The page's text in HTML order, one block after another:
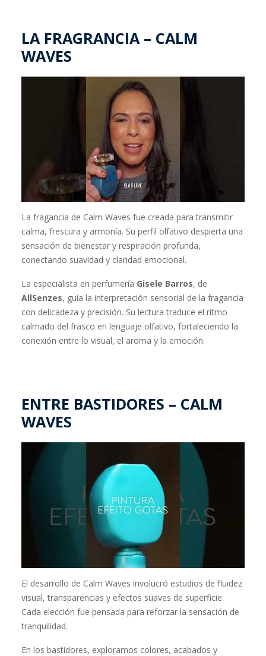
LA FRAGRANCIA – CALM
WAVES
La fragancia de Calm Waves fue creada para transmitir
calma, frescura y armonía. Su perfil olfativo despierta una
sensación de bienestar y respiración profunda,
conectando suavidad y claridad emocional.
La especialista en perfumería Gisele Barros, de
AllSenzes, guía la interpretación sensorial de la fragancia
con delicadeza y precisión. Su lectura traduce el ritmo
calmado del frasco en lenguaje olfativo, fortaleciendo la
conexión entre lo visual, el aroma y la emoción.
ENTRE BASTIDORES – CALM
WAVES
El desarrollo de Calm Waves involucró estudios de fluidez
visual, transparencias y efectos suaves de superficie.
Cada elección fue pensada para reforzar la sensación de
tranquilidad.
En los bastidores, exploramos colores, acabados y